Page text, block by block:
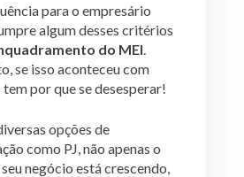
para o empresário
algum desses critérios
do MEI.
se isso aconteceu com
tem por que se desesperar!
opções de
como PJ, não apenas o
seu negócio está crescendo,